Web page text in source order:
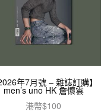
2026年7月號 – 雜誌訂購】
men’s uno HK 詹懷雲
港幣$100